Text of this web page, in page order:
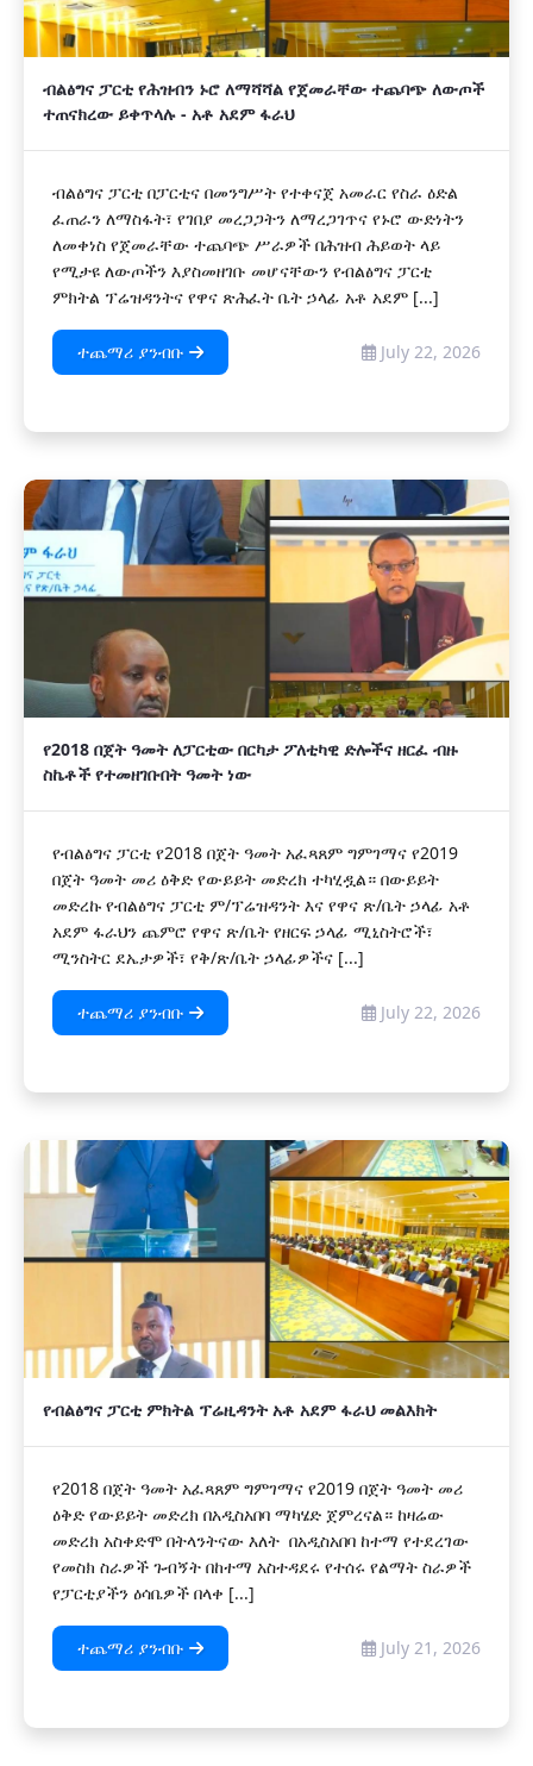
ብልፅግና ፓርቲ የሕዝብን ኑሮ ለማሻሻል የጀመራቸው ተጨባጭ ለውጦች
ተጠናክረው ይቀጥላሉ - አቶ አደም ፋራህ
ብልፅግና ፓርቲ በፓርቲና በመንግሥት የተቀናጀ አመራር የስራ ዕድል
ፈጠራን ለማስፋት፣ የገበያ መረጋጋትን ለማረጋገጥና የኑሮ ውድነትን
ለመቀነስ የጀመራቸው ተጨባጭ ሥራዎች በሕዝብ ሕይወት ላይ
የሚታዩ ለውጦችን እያስመዘገቡ መሆናቸውን የብልፅግና ፓርቲ
ምክትል ፕሬዝዳንትና የዋና ጽሕፈት ቤት ኃላፊ አቶ አደም [...]
ተጨማሪ ያንብቡ July 22, 2026
የ2018 በጀት ዓመት ለፓርቲው በርካታ ፖለቲካዊ ድሎችና ዘርፈ ብዙ
ስኬቶች የተመዘገቡበት ዓመት ነው
የብልፅግና ፓርቲ የ2018 በጀት ዓመት አፈጻጸም ግምገማና የ2019
በጀት ዓመት መሪ ዕቅድ የውይይት መድረክ ተካሂዷል። በውይይት
መድረኩ የብልፅግና ፓርቲ ም/ፕሬዝዳንት እና የዋና ጽ/ቤት ኃላፊ አቶ
አደም ፋራህን ጨምሮ የዋና ጽ/ቤት የዘርፍ ኃላፊ ሚኒስትሮች፣
ሚንስትር ደኤታዎች፣ የቅ/ጽ/ቤት ኃላፊዎችና [...]
ተጨማሪ ያንብቡ July 22, 2026
የብልፅግና ፓርቲ ምክትል ፕሬዚዳንት አቶ አደም ፋራህ መልእክት
የ2018 በጀት ዓመት አፈጻጸም ግምገማና የ2019 በጀት ዓመት መሪ
ዕቅድ የውይይት መድረክ በአዲስአበባ ማካሄድ ጀምረናል። ከዛሬው
መድረክ አስቀድሞ በትላንትናው እለት በአዲስአበባ ከተማ የተደረገው
የመስክ ስራዎች ጉብኝት በከተማ አስተዳደሩ የተሰሩ የልማት ስራዎች
የፓርቲያችን ዕሳቤዎች በላቀ [...]
ተጨማሪ ያንብቡ July 21, 2026